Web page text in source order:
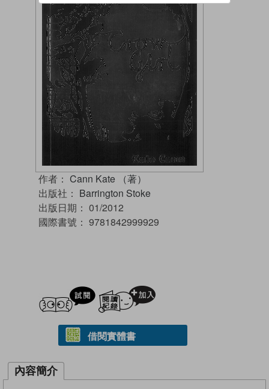
作者： Cann Kate （著）
出版社： Barrington Stoke
出版日期： 01/2012
國際書號： 9781842999929
試閲
借閱實體書
內容簡介